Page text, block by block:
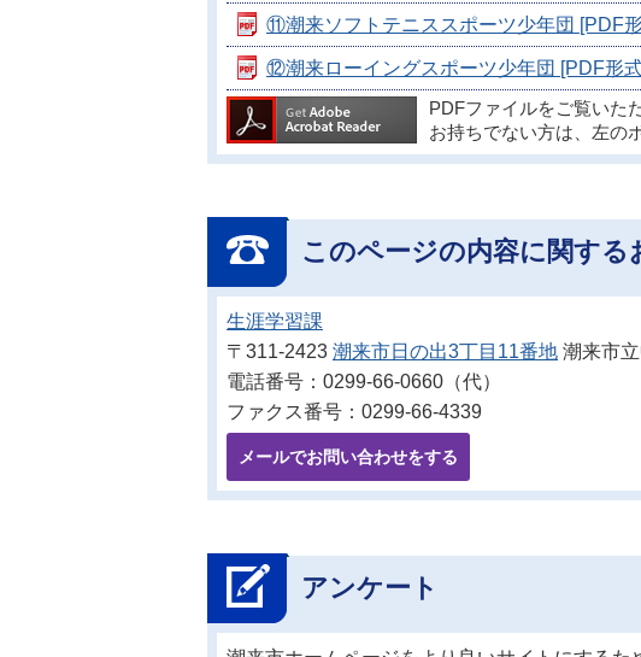
⑪潮来ソフトテニススポーツ少年団 [PDF
⑫潮来ローイングスポーツ少年団 [PDF形
PDFファイルをご覧いた
お持ちでない方は、左の
このページの内容に関する
生涯学習課
〒311-2423 潮来市日の出3丁目11番地 潮来市
電話番号：0299-66-0660（代）
ファクス番号：0299-66-4339
メールでお問い合わせをする
アンケート